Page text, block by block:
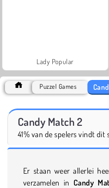
Lady Popular
Puzzel Games
Candy Match 2
41% van de spelers vindt dit
Er staan weer allerlei
verzamelen in Candy